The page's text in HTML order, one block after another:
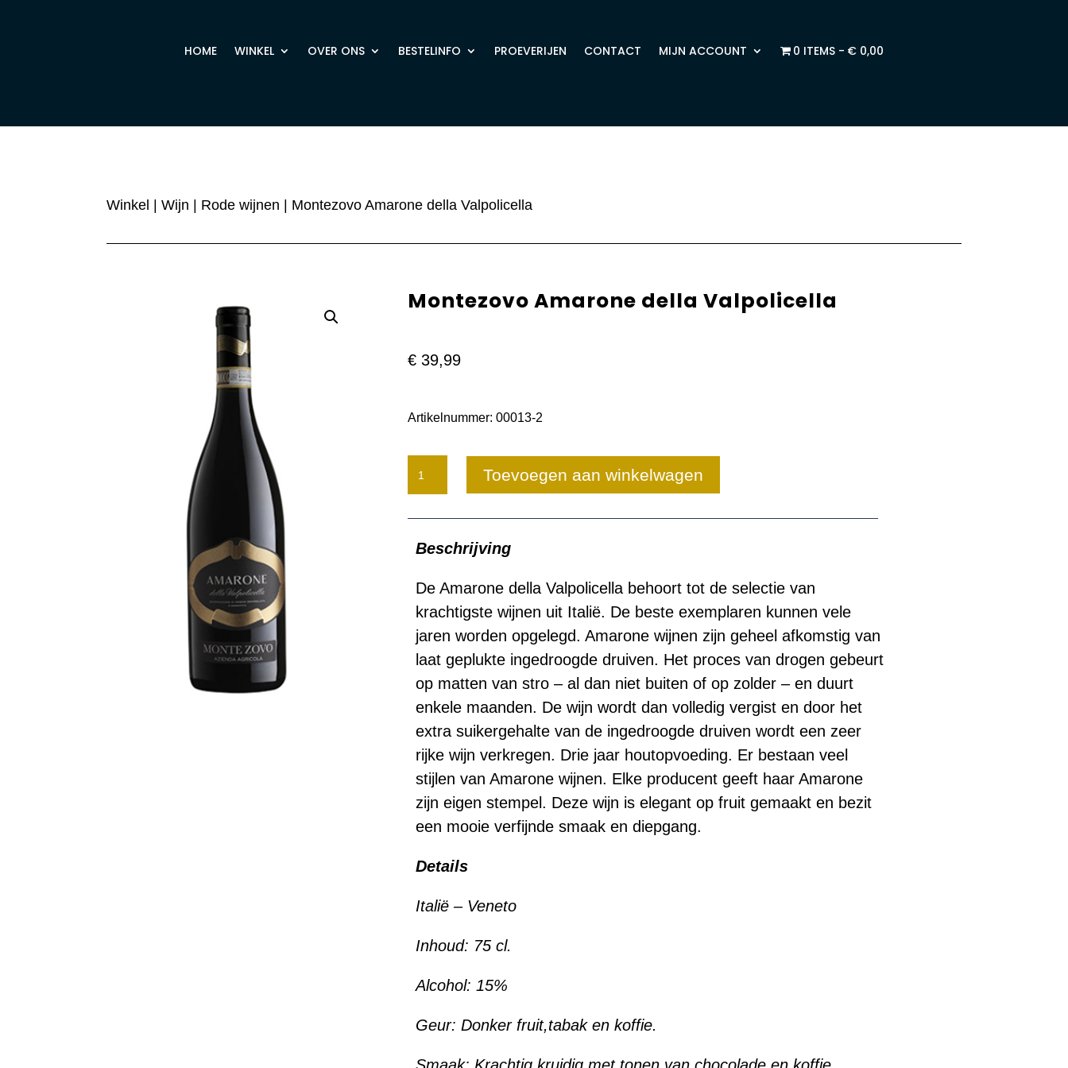
HOME WINKEL OVER ONS BESTELINFO PROEVERIJEN CONTACT MIJN ACCOUNT 0 ITEMS € 0,00
Winkel |Wijn Rode wijnen | Montezovo Amarone della Valpolicella
Montezovo Amarone della Valpolicella
€39,99
Artikelnummer: 00013-2
Montezovo
Amarone
Valpolicella
aantal
Toevoegen aan winkelwagen
Beschrijving
De Amarone della Valpolicella behoort tot de selectie van
krachtigste wijnen uit Italië. De beste exemplaren kunnen vele
jaren worden opgelegd. Amarone wijnen zijn geheel afkomstig van
laat geplukte ingedroogde druiven. Het proces van drogen gebeurt
op matten van stro – al dan niet buiten of op zolder – en duurt
enkele maanden. De wijn wordt dan volledig vergist en door het
extra suikergehalte van de ingedroogde druiven wordt een zeer
rijke wijn verkregen. Drie jaar houtopvoeding. Er bestaan veel
stijlen van Amarone wijnen. Elke producent geeft haar Amarone
zijn eigen stempel. Deze wijn is elegant op fruit gemaakt en bezit
een mooie verfijnde smaak en diepgang.
Details
Italië – Veneto
Inhoud: 75 cl.
Alcohol: 15%
Geur: Donker fruit,tabak en koffie.